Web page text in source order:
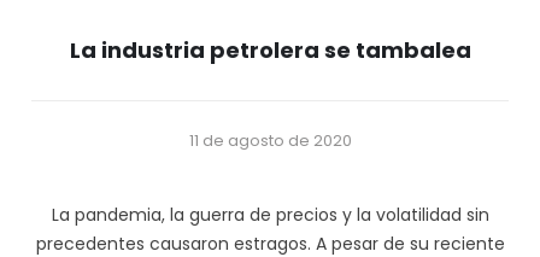
La industria petrolera se tambalea
11 de agosto de 2020
La pandemia, la guerra de precios y la volatilidad sin
precedentes causaron estragos. A pesar de su reciente